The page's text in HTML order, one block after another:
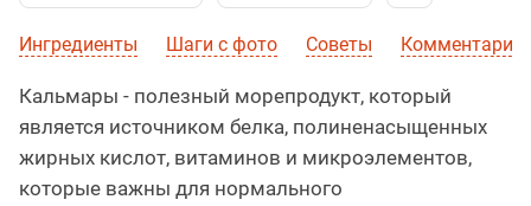
Ингредиенты Шаги с фото Советы Комментарии
Кальмары - полезный морепродукт, который
является источником белка, полиненасыщенных
жирных кислот, витаминов и микроэлементов,
которые важны для нормального